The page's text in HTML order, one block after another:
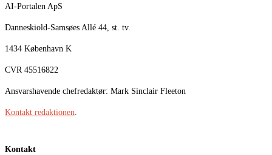
AI-Portalen ApS
Danneskiold-Samsøes Allé 44, st. tv.
1434 København K
CVR 45516822
Ansvarshavende chefredaktør: Mark Sinclair Fleeton
Kontakt redaktionen
Kontakt